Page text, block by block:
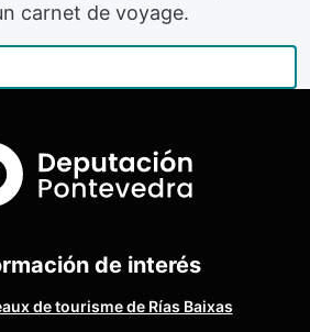
carnet de voyage.
de interés
de tourisme de Rías Baixas